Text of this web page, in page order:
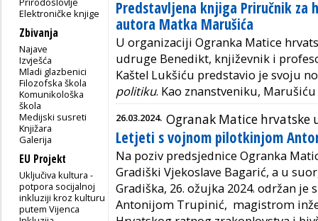
Elektroničke knjige
Zbivanja
Najave
Izvješća
Mladi glazbenici
Filozofska škola
Komunikološka
škola
Medijski susreti
Knjižara
Galerija
EU Projekt
Uključiva kultura -
potpora socijalnoj
inkluziji kroz kulturu
putem Vijenca
Predstavljena knjiga Priručnik za
autora Matka Marušića
U organizaciji Ogranka Matice
udruge Benedikt, književnik i
Kaštel Lukšiću predstavio je svoju
politiku. Kao znanstveniku,
26.03.2024. Ogranak Matice hrvatske
Letjeti s vojnom pilotkinjom
Na poziv predsjednice Ogranka
Gradiški Vjekoslave Bagarić, a u
Gradiška, 26. ožujka 2024. održan
Antonijom Trupinić, magistrom